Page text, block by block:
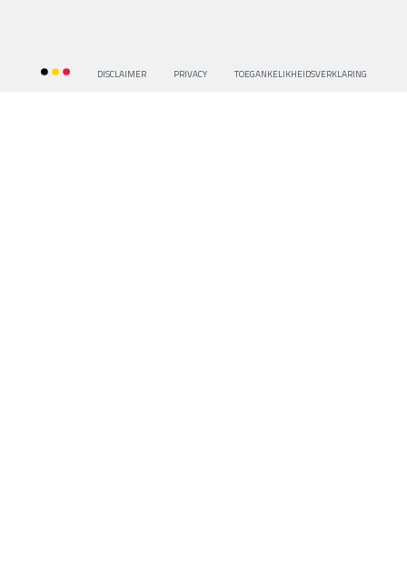
DISCLAIMER PRIVACY TOEGANKELIKHEIDSVERKLARING